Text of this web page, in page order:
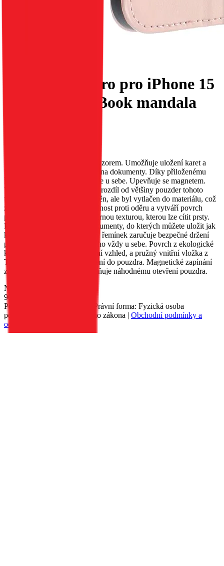
Flipové pouzdro pro iPhone 15
PLUS Mezzo Book mandala
Pouzdro MEZZO s reliéfním vzorem. Umožňuje uložení karet a
bankovek; má speciální kapsy na dokumenty. Díky přiloženému
řemínku jej můžete mít neustále u sebe. Upevňuje se magnetem.
Vzor na pouzdru MEZZO, na rozdíl od většiny pouzder tohoto
typu, nebyl malován ani vytištěn, ale byl vytlačen do materiálu, což
zajišťuje jeho trvanlivost, odolnost proti oděru a vytváří povrch
pouzdra s jemnou, nerovnoměrnou texturou, kterou lze cítit prsty.
Pouzdro má dvě kapsy na dokumenty, do kterých můžete uložit jak
karty, tak bankovky. Přiložený řemínek zaručuje bezpečné držení
pouzdra a umožňuje vám mít ho vždy u sebe. Povrch z ekologické
kůže dodává pouzdru elegantní vzhled, a pružný vnitřní vložka z
TPU usnadňuje vložení zařízení do pouzdra. Magnetické zapínání
zajišťuje pevné držení a zabraňuje náhodnému otevření pouzdra.
Nedostupné
90 Kč
Petr Matyáš, IČ: 00705331, Právní forma: Fyzická osoba
podnikající dle živnostenského zákona | Obchodní podmínky a
ochrana osobních údajů